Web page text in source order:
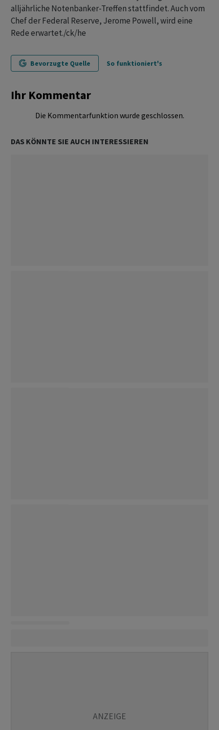
alljährliche Notenbanker-Treffen stattfindet. Auch vom
Chef der Federal Reserve, Jerome Powell, wird eine
Rede erwartet./ck/he
Bevorzugte Quelle So funktioniert's
Ihr Kommentar
Die Kommentarfunktion wurde geschlossen.
DAS KÖNNTE SIE AUCH INTERESSIEREN